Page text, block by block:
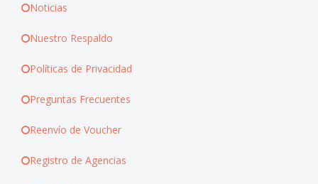
Noticias
Nuestro Respaldo
Políticas de Privacidad
Preguntas Frecuentes
Reenvío de Voucher
Registro de Agencias